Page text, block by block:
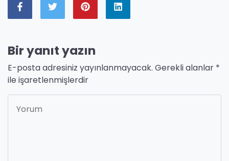
Bir yanıt yazın
E-posta adresiniz yayınlanmayacak. Gerekli alanlar *
ile işaretlenmişlerdir